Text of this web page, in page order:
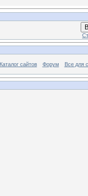
Каталог сайтов Форум Все для